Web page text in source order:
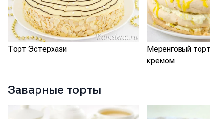
Торт Эстерхази
Меренговый торт
кремом
Заварные торты